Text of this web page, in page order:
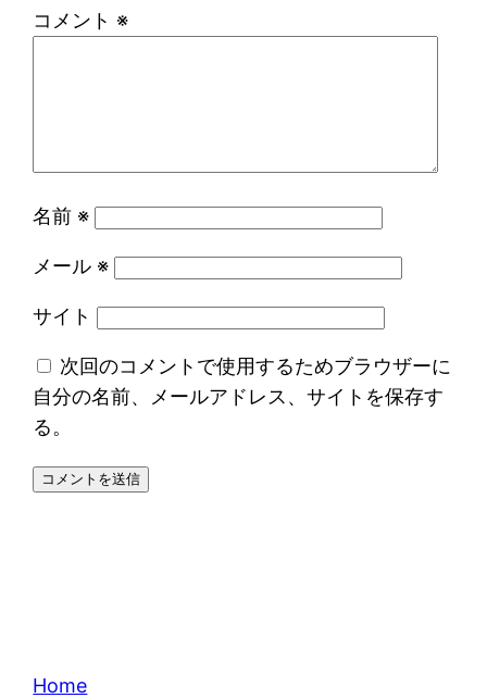
コメント ※
名前 ※
メール ※
サイト
次回のコメントで使用するためブラウザーに
自分の名前、メールアドレス、サイトを保存す
る。
Home